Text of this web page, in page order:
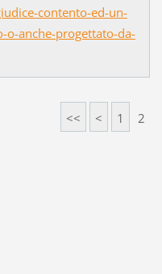
contento-ed-un-
anche-progettato-da-
<< < 1 2